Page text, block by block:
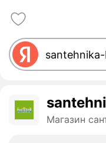
Магазин